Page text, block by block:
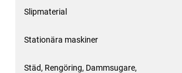
Slipmaterial
Stationära maskiner
Städ, Rengöring, Dammsugare,